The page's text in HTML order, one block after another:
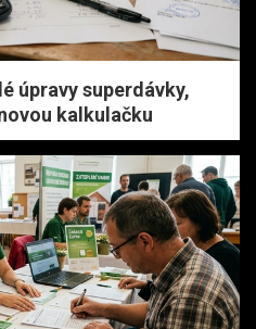
úpravy superdávky,
kalkulačku